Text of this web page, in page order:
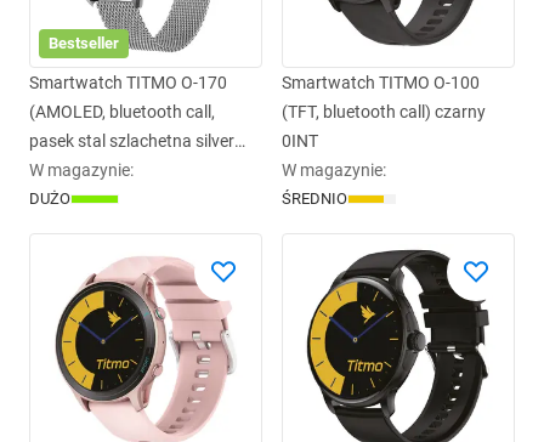
Bestseller
Smartwatch TITMO O-170
(AMOLED, bluetooth call,
pasek stal szlachetna silver
mesh) srebrny 0INT
W magazynie:
DUŻO
Smartwatch TITMO O-100
(TFT, bluetooth call) czarny
0INT
W magazynie:
ŚREDNIO